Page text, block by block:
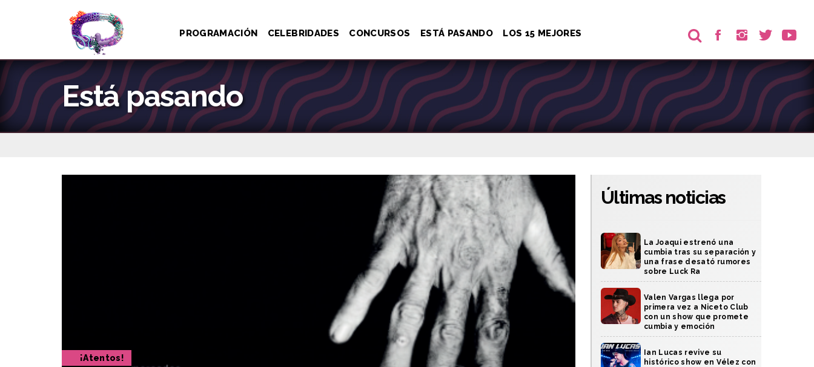
PROGRAMACIÓN CELEBRIDADES CONCURSOS ESTÁ PASANDO LOS 15 MEJORES
Está pasando
¡Atentos!
Últimas noticias
La Joaqui estrenó una
cumbia tras su separación y
una frase desató rumores
sobre Luck Ra
Valen Vargas llega por
primera vez a Niceto Club
con un show que promete
cumbia y emoción
Ian Lucas revive su
histórico show en Vélez con